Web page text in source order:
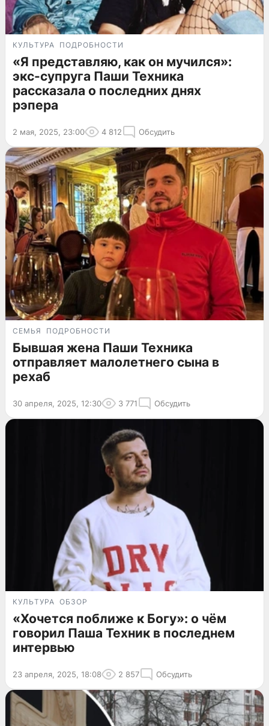
КУЛЬТУРА ПОДРОБНОСТИ
«Я представляю, как он мучился»:
экс-супруга Паши Техника
рассказала о последних днях
рэпера
2 мая, 2025, 23:00 4 812 Обсудить
СЕМЬЯ ПОДРОБНОСТИ
Бывшая жена Паши Техника
отправляет малолетнего сына в
рехаб
30 апреля, 2025, 12:30 3 771 Обсудить
КУЛЬТУРА ОБЗОР
«Хочется поближе к Богу»: о чём
говорил Паша Техник в последнем
интервью
23 апреля, 2025, 18:08 2 857 Обсудить